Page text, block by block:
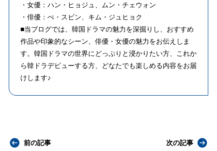
・女優：ハン・ヒョジュ、ムン・チェウォン
・俳優：ぺ・スビン、キム・ジュヒョク
■当ブログでは、韓国ドラマの魅力を深掘りし、おすすめ
作品や印象的なシーン、俳優・女優の魅力をお伝えしま
す。韓国ドラマの世界にどっぷりと浸かりたい方、これか
ら韓ドラデビューする方、どなたでも楽しめる内容をお届
けします♪
前の記事 次の記事